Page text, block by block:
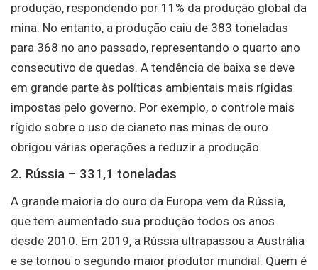
produção, respondendo por 11% da produção global da
mina. No entanto, a produção caiu de 383 toneladas
para 368 no ano passado, representando o quarto ano
consecutivo de quedas. A tendência de baixa se deve
em grande parte às políticas ambientais mais rígidas
impostas pelo governo. Por exemplo, o controle mais
rígido sobre o uso de cianeto nas minas de ouro
obrigou várias operações a reduzir a produção.
2. Rússia – 331,1 toneladas
A grande maioria do ouro da Europa vem da Rússia,
que tem aumentado sua produção todos os anos
desde 2010. Em 2019, a Rússia ultrapassou a Austrália
e se tornou o segundo maior produtor mundial. Quem é